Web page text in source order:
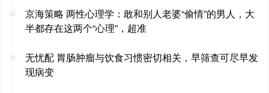
京海策略 两性心理学：敢和别人老婆“偷情”的男人，大
半都存在这两个“心理”，超准
无忧配 胃肠肿瘤与饮食习惯密切相关，早筛查可尽早发
现病变